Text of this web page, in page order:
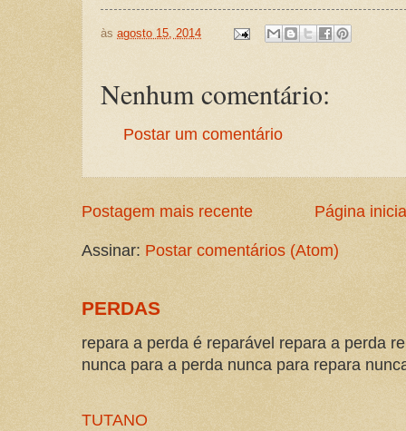
às agosto 15, 2014
Nenhum comentário:
Postar um comentário
Postagem mais recente Página
Assinar: Postar comentários (Atom)
PERDAS
repara a perda é reparável repara a perda
nunca para a perda nunca para repara
TUTANO